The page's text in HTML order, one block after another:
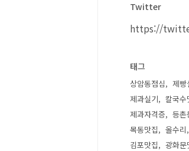
Twitter
https://
태그
상암동점심 제빵
제과실기
칼국수
제과자격증
등촌
목동맛집
올수리
김포맛집
광화문